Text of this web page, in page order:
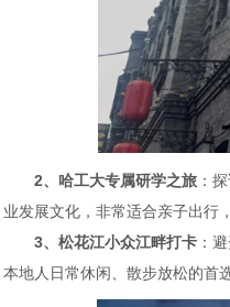
2、哈工大专属研学之旅 ：
业发展文化，非常适合亲子出行
3、松花江小众江畔打卡 ：
本地人日常休闲、散步放松的首